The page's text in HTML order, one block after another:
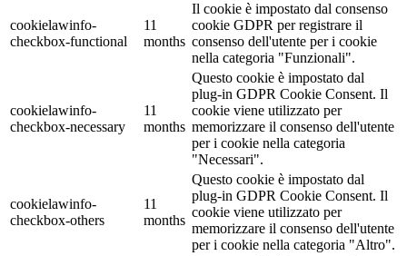
cookielawinfo-
checkbox-functional
11
months
Il cookie è impostato dal consenso
cookie GDPR per registrare il
consenso dell'utente per i cookie
nella categoria "Funzionali".
cookielawinfo-
checkbox-necessary
11
months
Questo cookie è impostato dal
plug-in GDPR Cookie Consent. Il
cookie viene utilizzato per
memorizzare il consenso dell'utente
per i cookie nella categoria
"Necessari".
cookielawinfo-
checkbox-others
11
months
Questo cookie è impostato dal
plug-in GDPR Cookie Consent. Il
cookie viene utilizzato per
memorizzare il consenso dell'utente
per i cookie nella categoria "Altro".